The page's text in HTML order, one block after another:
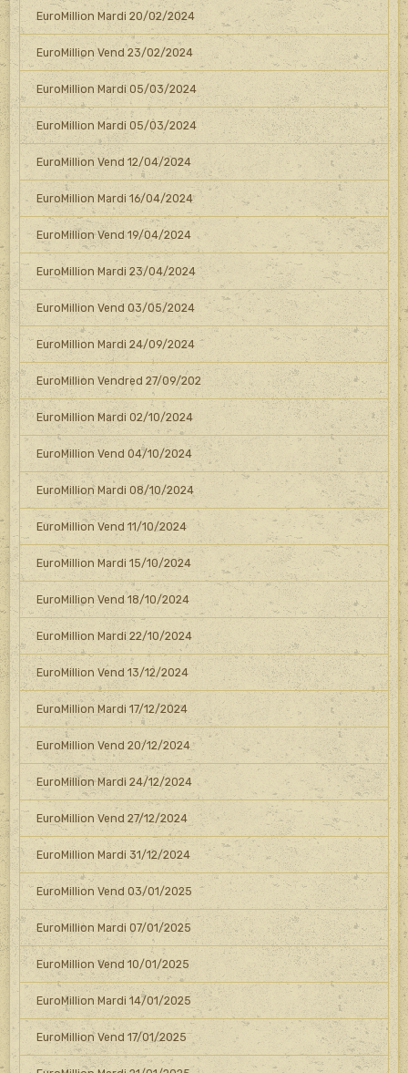
EuroMillion Mardi 20/02/2024
EuroMillion Vend 23/02/2024
EuroMillion Mardi 05/03/2024
EuroMillion Mardi 05/03/2024
EuroMillion Vend 12/04/2024
EuroMillion Mardi 16/04/2024
EuroMillion Vend 19/04/2024
EuroMillion Mardi 23/04/2024
EuroMillion Vend 03/05/2024
EuroMillion Mardi 24/09/2024
EuroMillion Vendred 27/09/202
EuroMillion Mardi 02/10/2024
EuroMillion Vend 04/10/2024
EuroMillion Mardi 08/10/2024
EuroMillion Vend 11/10/2024
EuroMillion Mardi 15/10/2024
EuroMillion Vend 18/10/2024
EuroMillion Mardi 22/10/2024
EuroMillion Vend 13/12/2024
EuroMillion Mardi 17/12/2024
EuroMillion Vend 20/12/2024
EuroMillion Mardi 24/12/2024
EuroMillion Vend 27/12/2024
EuroMillion Mardi 31/12/2024
EuroMillion Vend 03/01/2025
EuroMillion Mardi 07/01/2025
EuroMillion Vend 10/01/2025
EuroMillion Mardi 14/01/2025
EuroMillion Vend 17/01/2025